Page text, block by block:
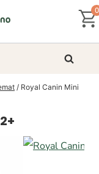
0
Søk
/ Royal Canin Mini